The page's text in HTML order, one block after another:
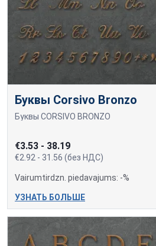
Буквы Corsivo Bronzo
Буквы CORSIVO BRONZO
€3.53 - 38.19
€2.92 - 31.56 (без НДС)
Vairumtirdzn. piedavajums: -%
УЗНАТЬ БОЛЬШЕ